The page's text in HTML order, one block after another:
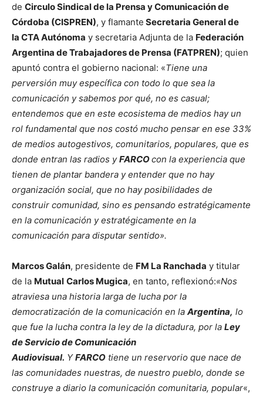
de Circulo Sindical de la Prensa y Comunicación de
Córdoba (CISPREN), y flamante Secretaria General de
la CTA Autónoma y secretaria Adjunta de la Federación
Argentina de Trabajadores de Prensa (FATPREN); quien
apuntó contra el gobierno nacional: «Tiene una
perversión muy específica con todo lo que sea la
comunicación y sabemos por qué, no es casual;
entendemos que en este ecosistema de medios hay un
rol fundamental que nos costó mucho pensar en ese 33%
de medios autogestivos, comunitarios, populares, que es
donde entran las radios yFARCOcon la experiencia que
tienen de plantar bandera y entender que no hay
organización social, que no hay posibilidades de
construir comunidad, sino es pensando estratégicamente
en la comunicación y estratégicamente en la
comunicación para disputar sentido».
Marcos Galán, presidente de FM La Ranchada y titular
de la Mutual Carlos Mugica, en tanto, reflexionó:«Nos
atraviesa una historia larga de lucha por la
democratización de la comunicación en la Argentina, lo
que fue la lucha contra la ley de la dictadura, por la Ley
de Servicio de Comunicación
Audiovisual. YFARCO tiene un reservorio que nace de
las comunidades nuestras, de nuestro pueblo, donde se
construye a diario la comunicación comunitaria, popular«,